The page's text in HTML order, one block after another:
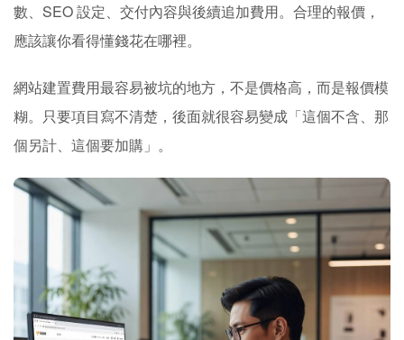
數、SEO 設定、交付內容與後續追加費用。合理的報價，
應該讓你看得懂錢花在哪裡。
網站建置費用最容易被坑的地方，不是價格高，而是報價模
糊。只要項目寫不清楚，後面就很容易變成「這個不含、那
個另計、這個要加購」。